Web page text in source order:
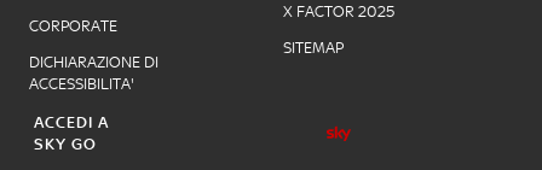
CORPORATE
DICHIARAZIONE DI
ACCESSIBILITA'
X FACTOR 2025
SITEMAP
ACCEDI A
SKY GO